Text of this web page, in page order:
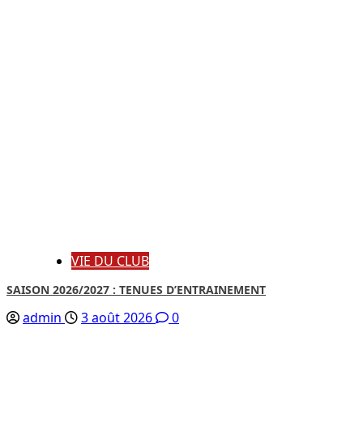
VIE DU CLUB
SAISON 2026/2027 : TENUES D’ENTRAINEMENT
admin 3 août 2026 0